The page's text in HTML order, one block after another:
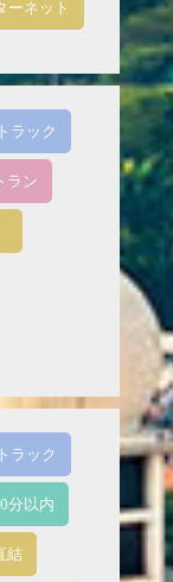
ーネット
ラック
ラン
ラック
分以内
結